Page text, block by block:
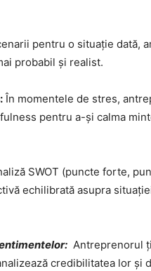
pentru o situație dată,
probabil și realist.
În momentele de stres,
pentru a-și calma
SWOT (puncte forte,
echilibrată asupra
Antreprenorul
credibilitatea lor și